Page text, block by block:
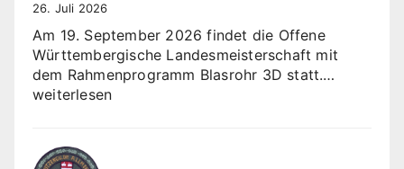
26. Juli 2026
Am 19. September 2026 findet die Offene
Württembergische Landesmeisterschaft mit
dem Rahmenprogramm Blasrohr 3D statt.…
weiterlesen